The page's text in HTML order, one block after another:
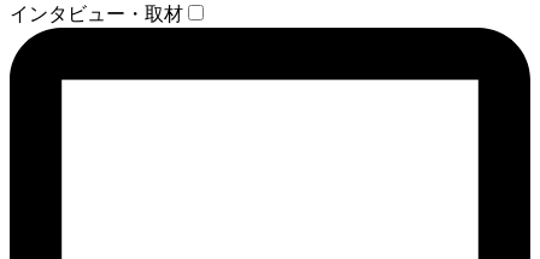
インタビュー・取材